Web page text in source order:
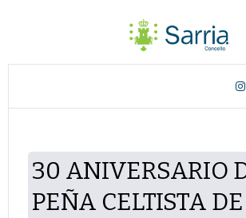
30 ANIVERSARIO
PEÑA CELTISTA DE